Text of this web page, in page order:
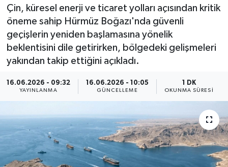
Çin, küresel enerji ve ticaret yolları açısından kritik
öneme sahip Hürmüz Boğazı'nda güvenli
geçişlerin yeniden başlamasına yönelik
beklentisini dile getirirken, bölgedeki gelişmeleri
yakından takip ettiğini açıkladı.
16.06.2026 - 09:32
YAYINLANMA
16.06.2026 - 10:05
GÜNCELLEME
1 DK
OKUNMA SÜRESI
Resmi İlanlar
Sağlık
Si̇yaset
Spor
Anali̇z
Bi̇li̇m & Teknoloji̇
Tüm Manşetler
Son Dakika Haberleri
Haber Arşivi